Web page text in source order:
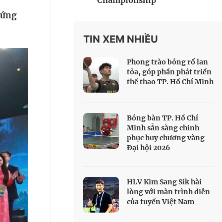
đua offroad
TIN XEM NHIỀU
Phong trào bóng rổ lan
tỏa, góp phần phát triển
thể thao TP. Hồ Chí Minh
Bóng bàn TP. Hồ Chí
Minh sẵn sàng chinh
phục huy chương vàng
Đại hội 2026
HLV Kim Sang Sik hài
lòng với màn trình diễn
của tuyển Việt Nam